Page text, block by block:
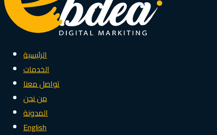
الرئيسية
الخدمات
تواصل معنا
من نحن
المدونة
English